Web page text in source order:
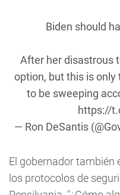
Biden should
After her disastrous
option, but this is
to be sweeping
https://
— Ron DeSantis
El gobernador también
los protocolos de